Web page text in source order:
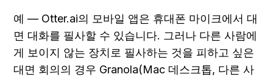
예 — Otter.ai의 모바일 앱은 휴대폰 마이크에서 대
면 대화를 필사할 수 있습니다. 그러나 다른 사람에
게 보이지 않는 장치로 필사하는 것을 피하고 싶은
대면 회의의 경우 Granola(Mac 데스크톱, 다른 사